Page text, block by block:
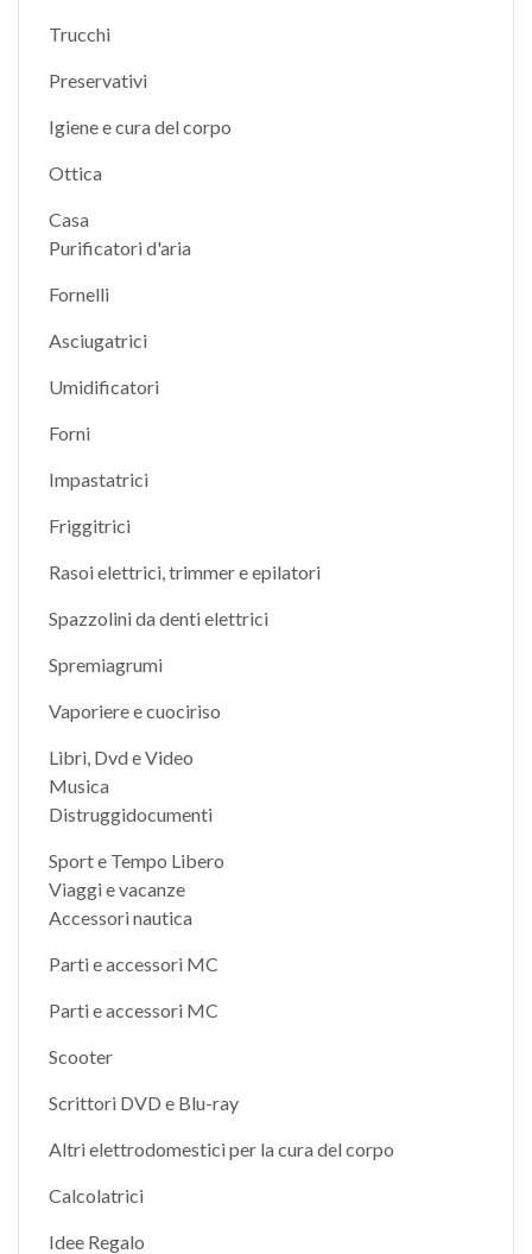
Trucchi
Preservativi
Igiene e cura del corpo
Ottica
Casa
Purificatori d'aria
Fornelli
Asciugatrici
Umidificatori
Forni
Impastatrici
Friggitrici
Rasoi elettrici, trimmer e epilatori
Spazzolini da denti elettrici
Spremiagrumi
Vaporiere e cuociriso
Libri, Dvd e Video
Musica
Distruggidocumenti
Sport e Tempo Libero
Viaggi e vacanze
Accessori nautica
Parti e accessori MC
Parti e accessori MC
Scooter
Scrittori DVD e Blu-ray
Altri elettrodomestici per la cura del corpo
Calcolatrici
Idee Regalo